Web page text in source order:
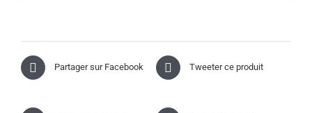
Partager sur Facebook Tweeter ce produit